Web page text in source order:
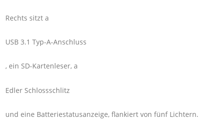
Rechts sitzt a
USB 3.1 Typ-A-Anschluss
, ein SD-Kartenleser, a
Edler Schlossschlitz
und eine Batteriestatusanzeige, flankiert von fünf Lichtern.